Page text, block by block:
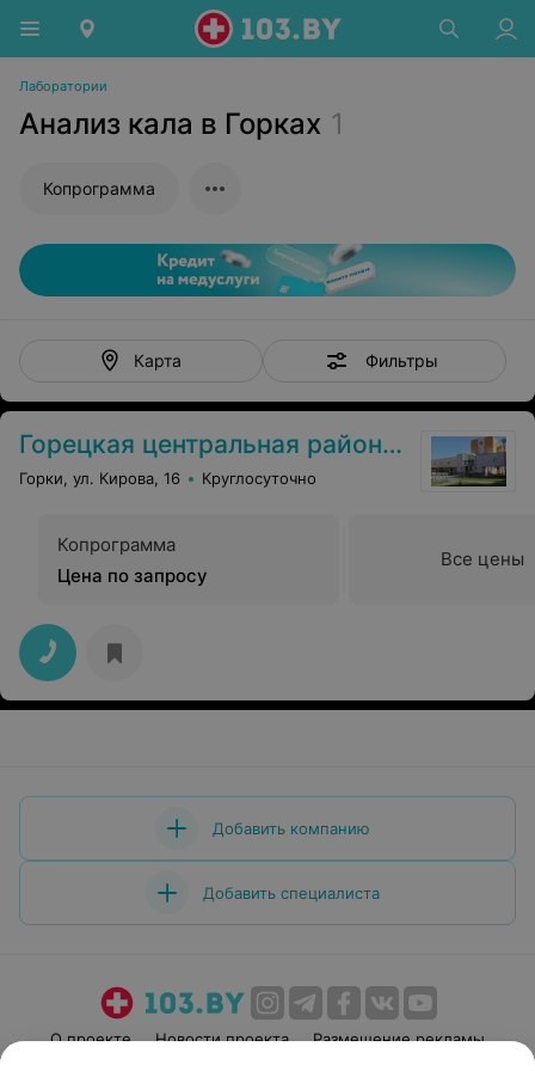
Лаборатории
Анализ кала в Горках 1
Копрограмма
Карта Фильтры
Горецкая центральная районная больница
Горки, ул. Кирова, 16 Круглосуточно
Копрограмма
Цена по запросу
Все цены
Добавить компанию
Добавить специалиста
О проекте Новости проекта
Размещение рекламы